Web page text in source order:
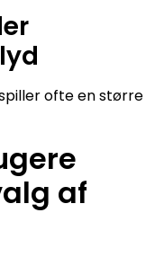
ofte en større
af